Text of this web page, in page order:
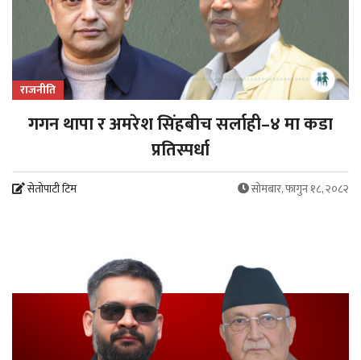
राजनीति
गगन थापा र अमरेश सिंहबीच सर्लाही–४ मा कडा
प्रतिस्पर्धा
सेतोपाटी टिम सोमबार, फागुन १८, २०८२